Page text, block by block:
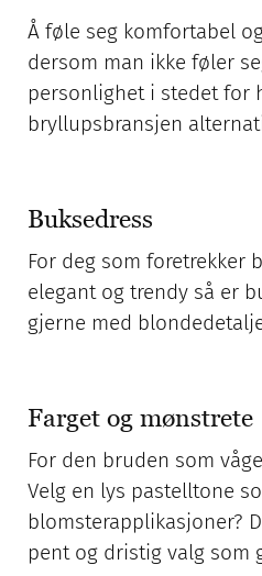
Å føle seg komfortabel
dersom man ikke føler
personlighet i stedet for
bryllupsbransjen
Buksedress
For deg som foretrekker
elegant og trendy så er
gjerne med
Farget og mønstrete
For den bruden som
Velg en lys pastelltone
blomsterapplikasjoner?
pent og dristig valg som